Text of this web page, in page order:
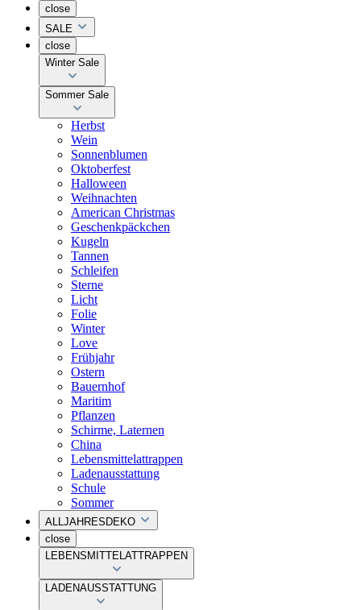
close
SALE
close
Winter Sale
Sommer Sale
Herbst
Wein
Sonnenblumen
Oktoberfest
Halloween
Weihnachten
American Christmas
Geschenkpäckchen
Kugeln
Tannen
Schleifen
Sterne
Licht
Folie
Winter
Love
Frühjahr
Ostern
Bauernhof
Maritim
Pflanzen
Schirme, Laternen
China
Lebensmittelattrappen
Ladenausstattung
Schule
Sommer
ALLJAHRESDEKO
close
LEBENSMITTELATTRAPPEN
LADENAUSSTATTUNG